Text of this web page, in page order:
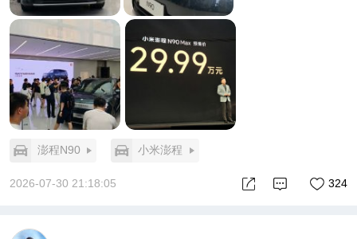
澎程N90 小米澎程
2026-07-30 21:18:05 324